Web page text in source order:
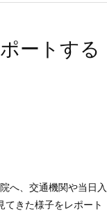
ートする
へ、交通機関や当日入
きた様子をレポート